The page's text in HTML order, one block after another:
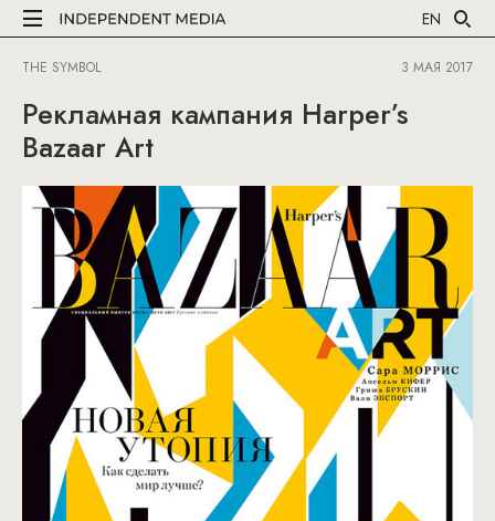
EN
THE SYMBOL 3 МАЯ 2017
Рекламная кампания Harper’s
Bazaar Art